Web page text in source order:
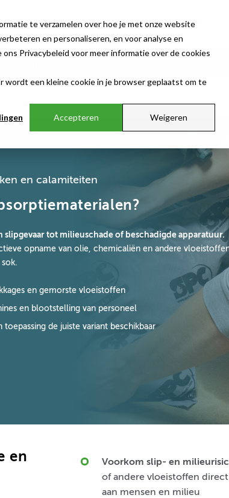
te verzamelen over hoe je met onze website
en personaliseren, en voor analyse en
Privacybeleid voor meer informatie over de cookies
wordt een kleine cookie in je browser geplaatst om te
Accepteren Weigeren
en calamiteiten
tot milieuschade of beschadigde apparatuur.
opname van olie, chemicaliën en andere
en gemorste vloeistoffen
en blootstelling van personeel
de juiste variant beschikbaar
en
Voorkom slip- en
of andere vloeistoffen
aan mensen en milieu